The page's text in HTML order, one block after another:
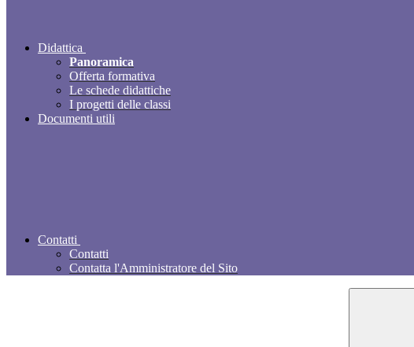
Didattica
Panoramica
Offerta formativa
Le schede didattiche
I progetti delle classi
Documenti utili
Contatti
Contatti
Contatta l'Amministratore del Sito